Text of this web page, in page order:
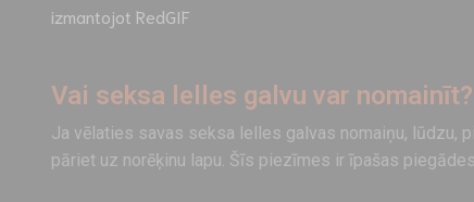
izmantojot RedGIF
Vai seksa lelles galvu var nomainīt?
Ja vēlaties savas seksa lelles galvas nomaiņu, lūdzu,
pāriet uz norēķinu lapu. Šīs piezīmes ir īpašas